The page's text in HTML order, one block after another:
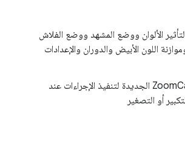
الألوان ووضع المشهد ووضع الفلاش
اللون الأبيض والدوران والإعدادات
واجهة ZoomCallback الجديدة لتنفيذ الإجراءات عند
أو التصغير